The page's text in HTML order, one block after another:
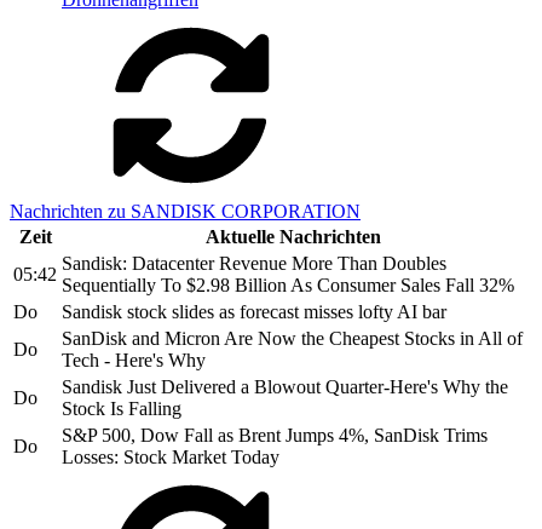
Nachrichten zu SANDISK CORPORATION
Zeit
Aktuelle Nachrichten
05:42
Sandisk: Datacenter Revenue More Than Doubles
Sequentially To $2.98 Billion As Consumer Sales Fall 32%
Do
Sandisk stock slides as forecast misses lofty AI bar
Do
SanDisk and Micron Are Now the Cheapest Stocks in All of
Tech - Here's Why
Do
Sandisk Just Delivered a Blowout Quarter-Here's Why the
Stock Is Falling
Do
S&P 500, Dow Fall as Brent Jumps 4%, SanDisk Trims
Losses: Stock Market Today